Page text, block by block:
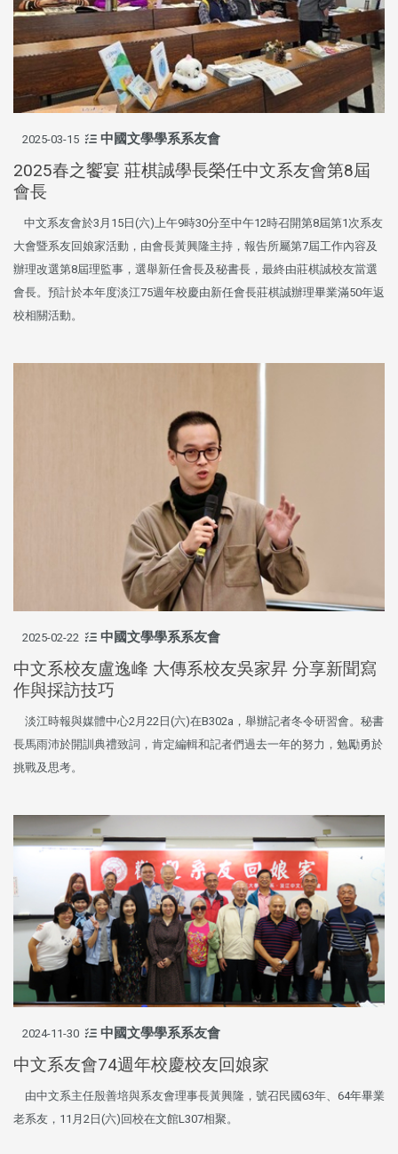
2025-03-15 中國文學學系系友會
2025春之饗宴 莊棋誠學長榮任中文系友會第8屆
會長
中文系友會於3月15日(六)上午9時30分至中午12時召開第8屆第1次系友
大會暨系友回娘家活動，由會長黃興隆主持，報告所屬第7屆工作內容及
辦理改選第8屆理監事，選舉新任會長及秘書長，最終由莊棋誠校友當選
會長。預計於本年度淡江75週年校慶由新任會長莊棋誠辦理畢業滿50年返
校相關活動。
2025-02-22 中國文學學系系友會
中文系校友盧逸峰 大傳系校友吳家昇 分享新聞寫
作與採訪技巧
淡江時報與媒體中心2月22日(六)在B302a，舉辦記者冬令研習會。秘書
長馬雨沛於開訓典禮致詞，肯定編輯和記者們過去一年的努力，勉勵勇於
挑戰及思考。
2024-11-30 中國文學學系系友會
中文系友會74週年校慶校友回娘家
由中文系主任殷善培與系友會理事長黃興隆，號召民國63年、64年畢業
老系友，11月2日(六)回校在文館L307相聚。